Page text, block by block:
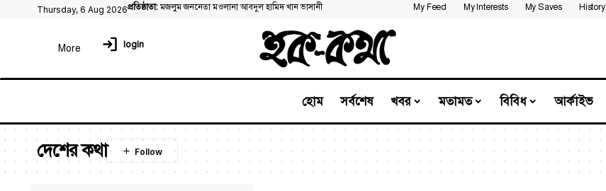
Thursday, 6 Aug 2026প্রতিষ্ঠাতা:মজলুম জননেতা মওলানা আবদুল হামিদ খান ভাসানী My Feed My Interests My Saves History
login
হোম সর্বশেষ খবর মতামত বিবিধ আর্কাইভ
দেশের কথা